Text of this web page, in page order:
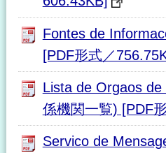
Fontes de
[PDF形式／
Lista de Orgaos
係機関一覧) [PDF
Servico de